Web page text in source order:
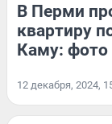
В Перми
квартиру
Каму: фото
12 декабря, 2024,